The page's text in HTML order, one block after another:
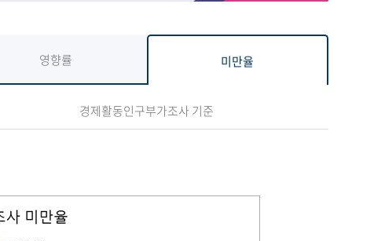
영향률 미만율
경제활동인구부가조사 기준